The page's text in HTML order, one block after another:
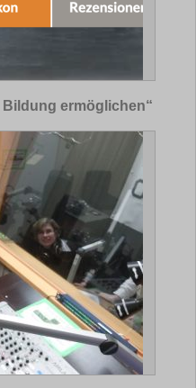
Bildung ermöglichen“